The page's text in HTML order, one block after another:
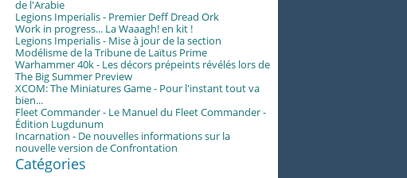
de l'Arabie
Legions Imperialis - Premier Deff Dread Ork
Work in progress... La Waaagh! en kit !
Legions Imperialis - Mise à jour de la section
Modélisme de la Tribune de Laïtus Prime
Warhammer 40k - Les décors prépeints révélés lors de
The Big Summer Preview
XCOM: The Miniatures Game - Pour l'instant tout va
bien...
Fleet Commander - Le Manuel du Fleet Commander -
Édition Lugdunum
Incarnation - De nouvelles informations sur la
nouvelle version de Confrontation
Catégories